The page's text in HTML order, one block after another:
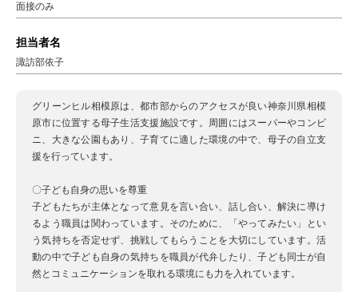
面接のみ
担当者名
諏訪部依子
グリーンヒル相模原は、都市部からのアクセスが良い神奈川県相模
原市に位置する母子生活支援施設です。周囲にはスーパーやコンビ
ニ、大きな公園もあり、子育てに適した環境の中で、母子の自立支
援を行っています。
〇子ども自身の思いを尊重
子どもたちが主体となって意見を言い合い、話し合い、解決に導け
るよう職員は関わっています。そのために、「やってみたい」とい
う気持ちを否定せず、挑戦してもらうことを大切にしています。活
動の中で子ども自身の気持ちを職員が代弁したり、子ども同士が自
然とコミュニケーションを取れる環境にも力を入れています。